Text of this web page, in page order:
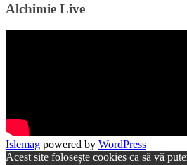
Alchimie Live
Islemag powered by WordPress
Acest site folosește cookies ca să vă